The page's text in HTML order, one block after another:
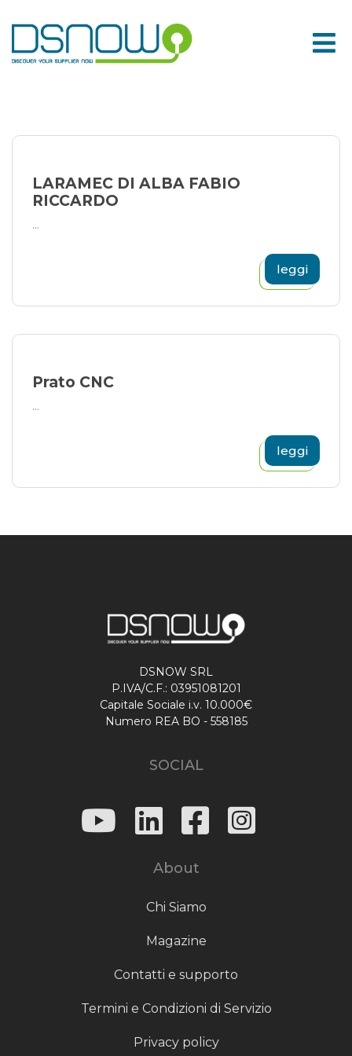
to
content
LARAMEC DI ALBA FABIO
RICCARDO
...
leggi
Prato CNC
...
leggi
DSNOW SRL
P.IVA/C.F.: 03951081201
Capitale Sociale i.v. 10.000€
Numero REA BO - 558185
SOCIAL
About
Chi Siamo
Magazine
Contatti e supporto
Termini e Condizioni di Servizio
Privacy policy